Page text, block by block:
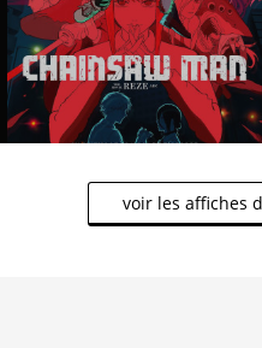
voir les affiches